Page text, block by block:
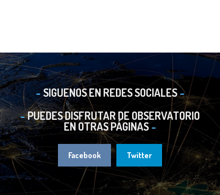
SIGUENOS EN REDES SOCIALES
PUEDES DISFRUTAR DE OBSERVATORIO
EN OTRAS PÁGINAS
Facebook Twitter